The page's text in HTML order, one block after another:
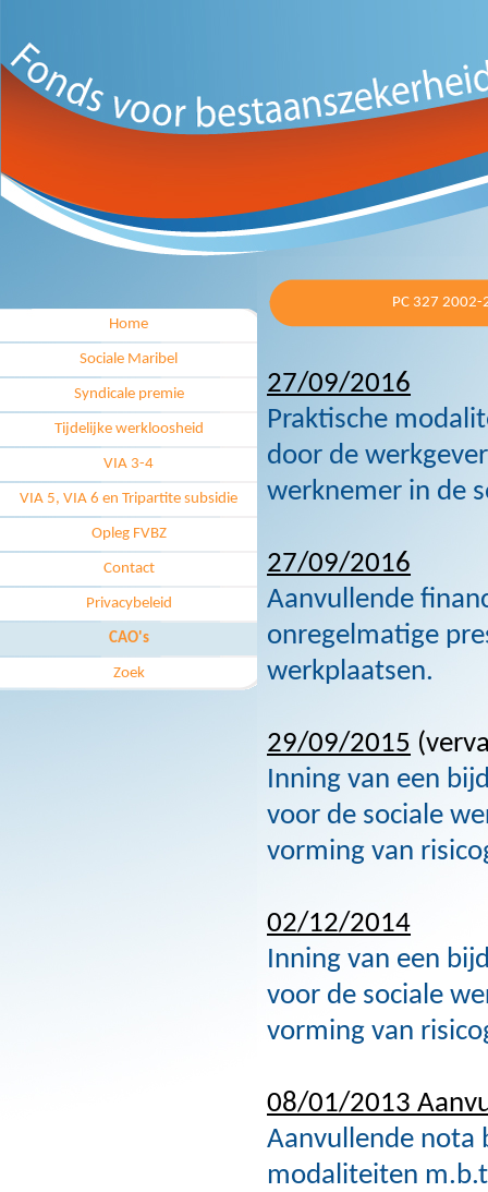
Home
Sociale Maribel
Syndicale premie
Tijdelijke werkloosheid
VIA 3-4
VIA 5, VIA 6 en Tripartite subsidie
Opleg FVBZ
Contact
Privacybeleid
CAO's
Zoek
PC 327 2002-
27/09/2016
Praktische
door de
werknemer in de
27/09/2016
Aanvullende
onregelmatige
werkplaatsen.
29/09/2015
Inning van een
voor de sociale
vorming van
02/12/2014
Inning van een
voor de sociale
vorming van
08/01/2013
Aanvullende nota
modaliteiten